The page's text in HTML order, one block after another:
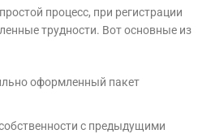
процесс, при регистрации
трудности. Вот основные из
оформленный пакет
с предыдущими